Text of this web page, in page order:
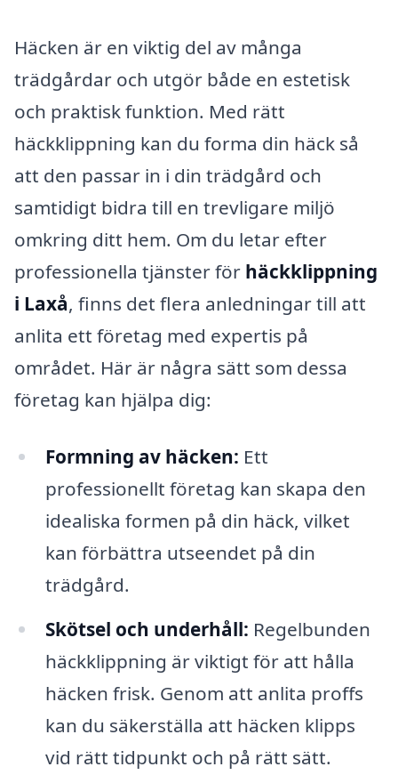
Häcken är en viktig del av många
trädgårdar och utgör både en estetisk
och praktisk funktion. Med rätt
häckklippning kan du forma din häck så
att den passar in i din trädgård och
samtidigt bidra till en trevligare miljö
omkring ditt hem. Om du letar efter
professionella tjänster för häckklippning
i Laxå, finns det flera anledningar till att
anlita ett företag med expertis på
området. Här är några sätt som dessa
företag kan hjälpa dig:
Formning av häcken: Ett
professionellt företag kan skapa den
idealiska formen på din häck, vilket
kan förbättra utseendet på din
trädgård.
Skötsel och underhåll: Regelbunden
häckklippning är viktigt för att hålla
häcken frisk. Genom att anlita proffs
kan du säkerställa att häcken klipps
vid rätt tidpunkt och på rätt sätt.